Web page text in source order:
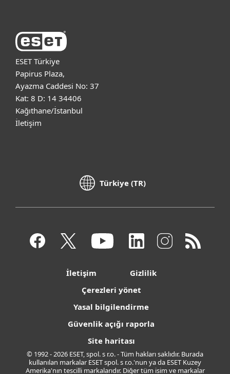
ESET Türkiye
Papirus Plaza,
Ayazma Caddesi No: 37
Kat: 8 D: 14 34406
Kağıthane/İstanbul
İletişim
Türkiye (TR)
İletişim
Gizlilik
Çerezleri yönet
Yasal bilgilendirme
Güvenlik açığı raporla
Site haritası
© 1992 - 2026 ESET, spol. s r.o. - Tüm hakları saklıdır. Burada
kullanılan markalar ESET spol. s r.o.'nun ya da ESET Kuzey
Amerika'nın tescilli markalarıdır. Diğer tüm isim ve markalar